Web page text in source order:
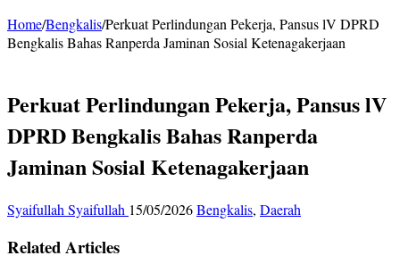
Home/Bengkalis/Perkuat Perlindungan Pekerja, Pansus lV DPRD
Bengkalis Bahas Ranperda Jaminan Sosial Ketenagakerjaan
Perkuat Perlindungan Pekerja, Pansus lV
DPRD Bengkalis Bahas Ranperda
Jaminan Sosial Ketenagakerjaan
Syaifullah Syaifullah 15/05/2026Bengkalis, Daerah
Related Articles